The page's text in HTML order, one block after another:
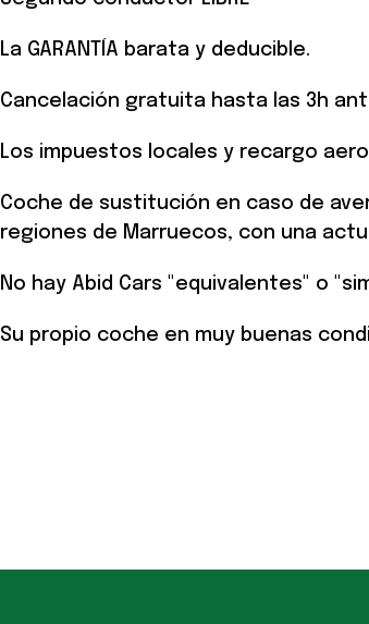
La GARANTÍA barata y deducible.
Cancelación gratuita hasta las 3h
Los impuestos locales y recargo
Coche de sustitución en caso de
regiones de Marruecos, con una
No hay Abid Cars "equivalentes" o
Su propio coche en muy buenas